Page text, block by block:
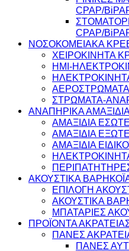
CPAP/
CPAP/
ΝΟΣΟΚΟΜΕΙΑΚΑ
ΧΕΙΡΟΚΙΝΗΤΑ
ΗΜΙ-
ΣΤΡΩΜΑΤΑ-
ΑΝΑΠΗΡΙΚΑ
ΑΜΑΞΙΔΙΑ
ΑΜΑΞΙΔΙΑ
ΑΜΑΞΙΔΙΑ
ΑΚΟΥΣΤΙΚΑ
ΕΠΙΛΟΓΗ
ΑΚΟΥΣΤΙΚΑ
ΜΠΑΤΑΡΙΕΣ
ΠΡΟΪΟΝΤΑ
ΠΑΝΕΣ
ΠΑΝΕΣ